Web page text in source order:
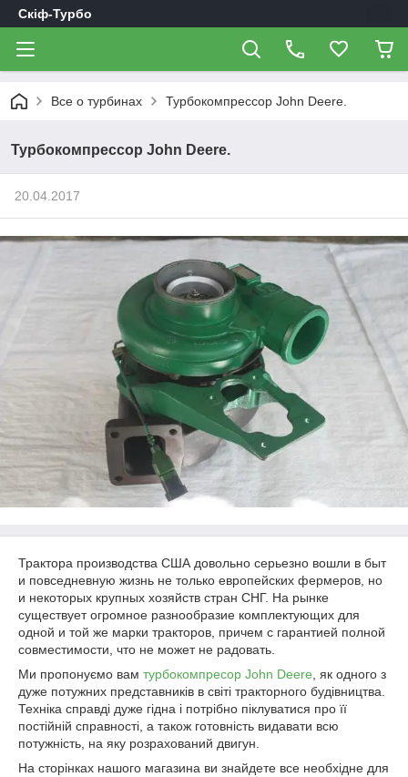
Скіф-Турбо
Все о турбинах Турбокомпрессор John Deere.
Турбокомпрессор John Deere.
20.04.2017
Трактора производства США довольно серьезно вошли в быт
и повседневную жизнь не только европейских фермеров, но
и некоторых крупных хозяйств стран СНГ. На рынке
существует огромное разнообразие комплектующих для
одной и той же марки тракторов, причем с гарантией полной
совместимости, что не может не радовать.
Ми пропонуємо вам турбокомпресор John Deere , як одного з
дуже потужних представників в світі тракторного будівництва.
Техніка справді дуже гідна і потрібно піклуватися про її
постійній справності, а також готовність видавати всю
потужність, на яку розрахований двигун.
На сторінках нашого магазина ви знайдете все необхідне для